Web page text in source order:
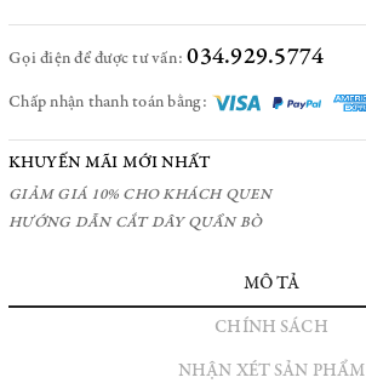
Gọi điện để được tư vấn:034.929.5774
Chấp nhận thanh toán bằng:
KHUYẾN MÃI MỚI NHẤT
GIẢM GIÁ 10% CHO KHÁCH QUEN
HƯỚNG DẪN CẮT DÂY QUẦN BÒ
MÔ TẢ
CHÍNH SÁCH
NHẬN XÉT SẢN PHẨM